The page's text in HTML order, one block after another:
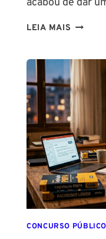
acabou de dar
LEIA MAIS
COM
A
FCC
É
E
EDITAL
É
CHEGAM
CONCURSO PÚBLICO